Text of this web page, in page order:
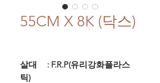
55CM X 8K (닥스)
살대 : F.R.P(유리강화플라스
틱)